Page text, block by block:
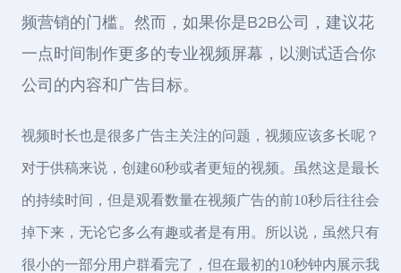
频营销的门槛。然而，如果你是B2B公司，建议花
一点时间制作更多的专业视频屏幕，以测试适合你
公司的内容和广告目标。
视频时长也是很多广告主关注的问题，视频应该多长呢？
对于供稿来说，创建60秒或者更短的视频。虽然这是最长
的持续时间，但是观看数量在视频广告的前10秒后往往会
掉下来，无论它多么有趣或者是有用。所以说，虽然只有
很小的一部分用户群看完了，但在最初的10秒钟内展示我